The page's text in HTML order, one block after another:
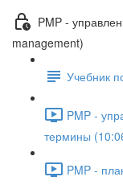
PMP -
management)
Учебник
PMP -
термины
PMP -